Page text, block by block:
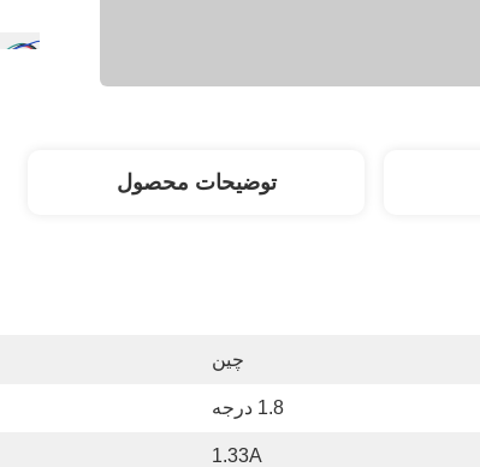
توضیحات محصول
چین
1.8 درجه
1.33A